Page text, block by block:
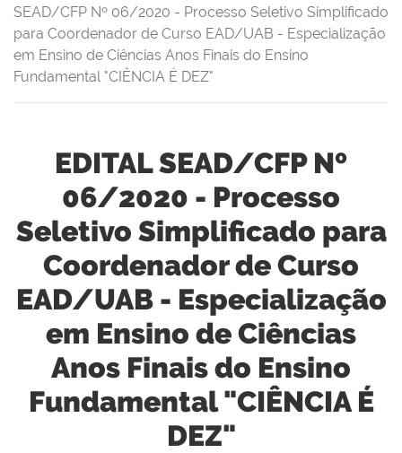
SEAD/CFP Nº 06/2020 - Processo Seletivo Simplificado
para Coordenador de Curso EAD/UAB - Especialização
em Ensino de Ciências Anos Finais do Ensino
Fundamental "CIÊNCIA É DEZ"
EDITAL SEAD/CFP Nº
06/2020 - Processo
Seletivo Simplificado para
Coordenador de Curso
EAD/UAB - Especialização
em Ensino de Ciências
Anos Finais do Ensino
Fundamental "CIÊNCIA É
DEZ"